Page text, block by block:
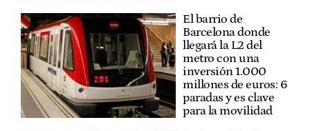
El barrio de
Barcelona donde
llegará la L2 del
metro con una
inversión 1.000
millones de euros: 6
paradas y es clave
para la movilidad